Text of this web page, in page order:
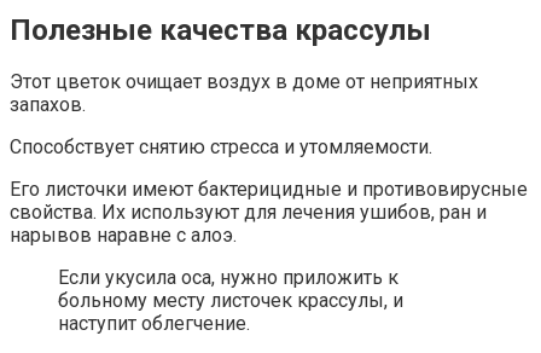
Полезные качества крассулы
Этот цветок очищает воздух в доме от неприятных
запахов.
Способствует снятию стресса и утомляемости.
Его листочки имеют бактерицидные и противовирусные
свойства. Их используют для лечения ушибов, ран и
нарывов наравне с алоэ.
Если укусила оса, нужно приложить к
больному месту листочек крассулы, и
наступит облегчение.